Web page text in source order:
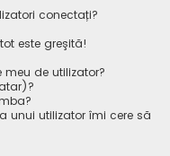
conectați?
este greşită!
de utilizator?
unui utilizator îmi cere să